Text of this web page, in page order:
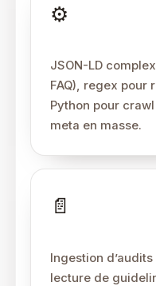
⚙️
JSON-LD
FAQ), regex pour
Python pour
meta en masse.
📄
Ingestion
lecture de